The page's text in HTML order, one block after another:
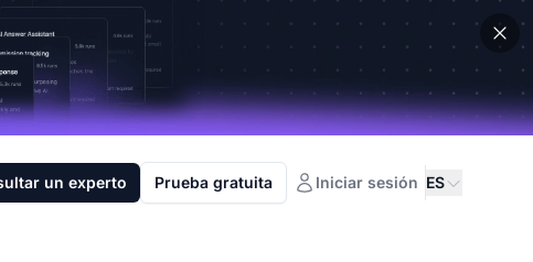
un experto Prueba gratuita Iniciar sesión ES